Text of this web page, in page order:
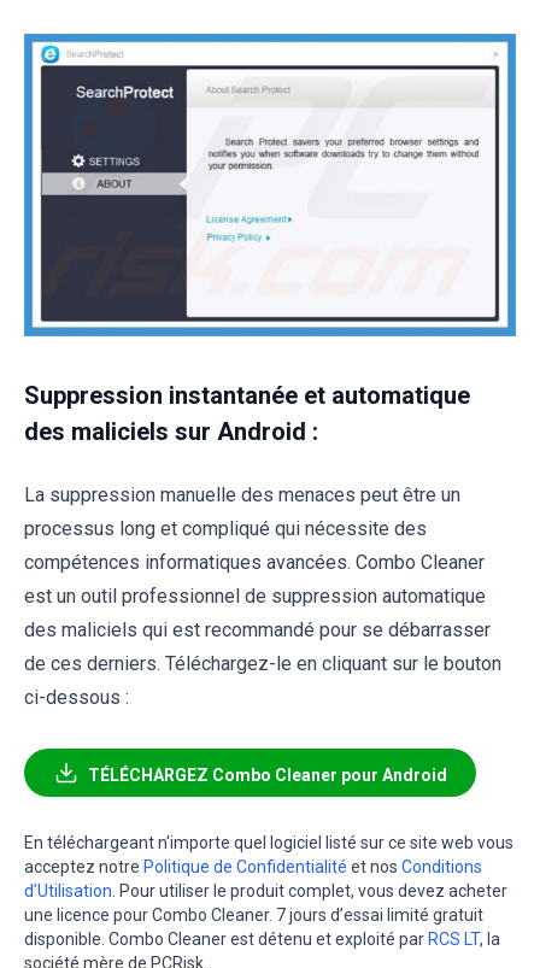
Suppression instantanée et automatique
des maliciels sur Android :
La suppression manuelle des menaces peut être un
processus long et compliqué qui nécessite des
compétences informatiques avancées. Combo Cleaner
est un outil professionnel de suppression automatique
des maliciels qui est recommandé pour se débarrasser
de ces derniers. Téléchargez-le en cliquant sur le bouton
ci-dessous :
TÉLÉCHARGEZ Combo Cleaner pour Android
En téléchargeant n'importe quel logiciel listé sur ce site web vous
acceptez notre Politique de Confidentialité et nos Conditions
d’Utilisation. Pour utiliser le produit complet, vous devez acheter
une licence pour Combo Cleaner. 7 jours d’essai limité gratuit
disponible. Combo Cleaner est détenu et exploité par RCS LT, la
société mère de PCRisk.